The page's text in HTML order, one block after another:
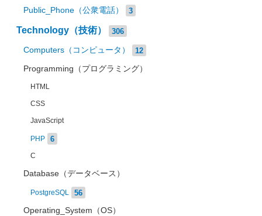
Public_Phone（公衆電話） 3
Technology（技術） 306
Computers（コンピュータ） 12
Programming（プログラミング）
HTML
CSS
JavaScript
PHP 6
C
Database（データベース）
PostgreSQL 56
Operating_System（OS）